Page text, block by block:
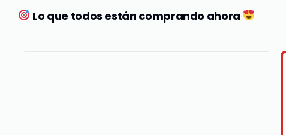
Lo que todos están comprando ahora